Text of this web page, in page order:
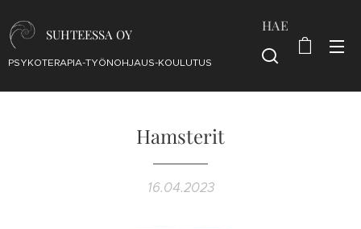
SUHTEESSA OY
PSYKOTERAPIA-TYÖNOHJAUS-KOULUTUS
HAE
Hamsterit
16.04.2023